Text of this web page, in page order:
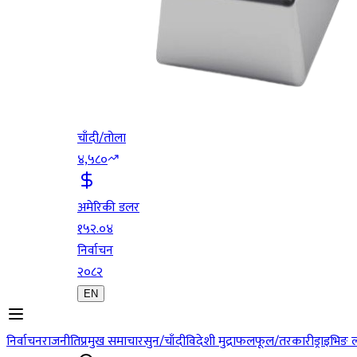
चाँदी/तोला
४,५८०
अमेरिकी डलर
१५२.०४
निर्वाचन
२०८२
EN
निर्वाचनराजनीतिप्रमुख समाचारसुन/चाँदीविदेशी मुद्राफलफूल/तरकारी